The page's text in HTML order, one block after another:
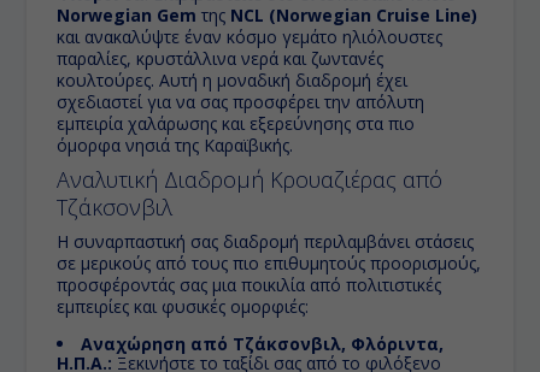
Norwegian Gem της NCL (Norwegian Cruise Line)
και ανακαλύψτε έναν κόσμο γεμάτο ηλιόλουστες
παραλίες, κρυστάλλινα νερά και ζωντανές
κουλτούρες. Αυτή η μοναδική διαδρομή έχει
σχεδιαστεί για να σας προσφέρει την απόλυτη
εμπειρία χαλάρωσης και εξερεύνησης στα πιο
όμορφα νησιά της Καραϊβικής.
Αναλυτική Διαδρομή Κρουαζιέρας από
Τζάκσονβιλ
Η συναρπαστική σας διαδρομή περιλαμβάνει στάσεις
σε μερικούς από τους πιο επιθυμητούς προορισμούς,
προσφέροντάς σας μια ποικιλία από πολιτιστικές
εμπειρίες και φυσικές ομορφιές:
Αναχώρηση από Τζάκσονβιλ, Φλόριντα,
Η.Π.Α.: Ξεκινήστε το ταξίδι σας από το φιλόξενο